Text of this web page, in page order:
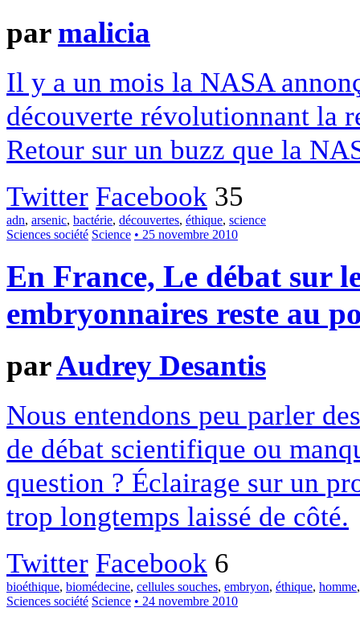
par malicia
Il y a un mois la NASA
découverte révolutionnant la
Retour sur un buzz que la
Twitter Facebook 35
adn, arsenic, bactérie, découvertes, éthique, science
Sciences société Science • 25 novembre 2010
En France, Le débat sur
embryonnaires reste au
parAudrey Desantis
Nous entendons peu parler
de débat scientifique ou
question ? Éclairage sur un
trop longtemps laissé de côté.
Twitter Facebook 6
bioéthique, biomédecine, cellules souches, embryon, éthique, homme
Sciences société Science • 24 novembre 2010